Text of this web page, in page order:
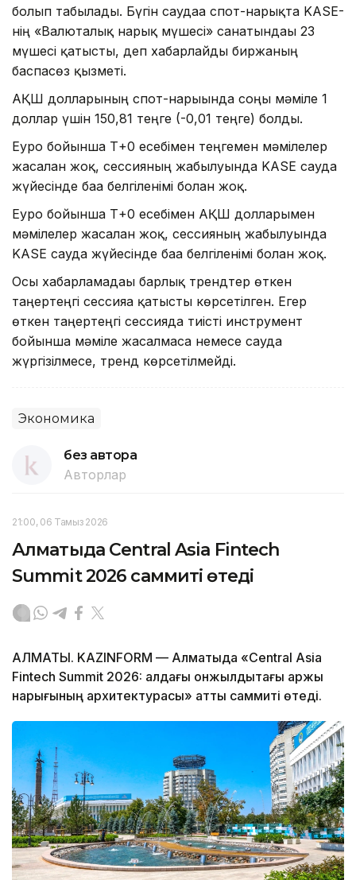
болып табылады. Бүгін саудаға спот-нарықта KASE-
нің «Валюталық нарық мүшесі» санатындағы 23
мүшесі қатысты, деп хабарлайды биржаның
баспасөз қызметі.
АҚШ долларының спот-нарығында соңғы мәміле 1
доллар үшін 150,81 теңге (-0,01 теңге) болды.
Еуро бойынша Т+0 есебімен теңгемен мәмілелер
жасалған жоқ, сессияның жабылуында KASE сауда
жүйесінде баға белгіленімі болған жоқ.
Еуро бойынша Т+0 есебімен АҚШ долларымен
мәмілелер жасалған жоқ, сессияның жабылуында
KASE сауда жүйесінде баға белгіленімі болған жоқ.
Осы хабарламадағы барлық трендтер өткен
таңертеңгі сессияға қатысты көрсетілген. Егер
өткен таңертеңгі сессияда тиісті инструмент
бойынша мәміле жасалмаса немесе сауда
жүргізілмесе, тренд көрсетілмейді.
Экономика
без автора
Авторлар
21:00, 06 Тамыз 2026
Алматыда Central Asia Fintech
Summit 2026 саммиті өтеді
АЛМАТЫ. KAZINFORM — Алматыда «Central Asia
Fintech Summit 2026: алдағы онжылдықтағы қаржы
нарығының архитектурасы» атты саммиті өтеді.